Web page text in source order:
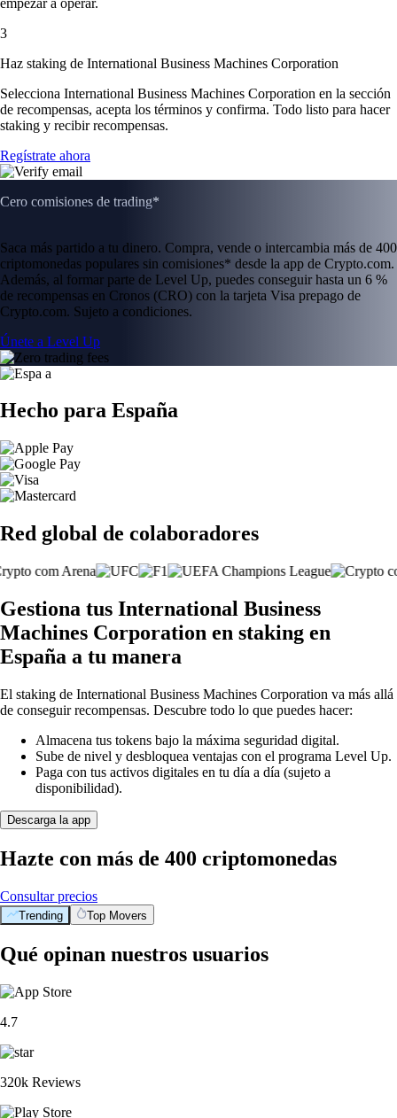
empezar a operar.
3
Haz staking de International Business Machines Corporation
Selecciona International Business Machines Corporation en la sección
de recompensas, acepta los términos y confirma. Todo listo para hacer
staking y recibir recompensas.
Regístrate ahora
Cero comisiones de trading*
Saca más partido a tu dinero. Compra, vende o intercambia más de 400
criptomonedas populares sin comisiones* desde la app de Crypto.com.
Además, al formar parte de Level Up, puedes conseguir hasta un 6 %
de recompensas en Cronos (CRO) con la tarjeta Visa prepago de
Crypto.com. Sujeto a condiciones.
Únete a Level Up
Hecho para España
Red global de colaboradores
Gestiona tus International Business
Machines Corporation en staking en
España a tu manera
El staking de International Business Machines Corporation va más allá
de conseguir recompensas. Descubre todo lo que puedes hacer:
Almacena tus tokens bajo la máxima seguridad digital.
Sube de nivel y desbloquea ventajas con el programa Level Up.
Paga con tus activos digitales en tu día a día (sujeto a
disponibilidad).
Descarga la app
Hazte con más de 400 criptomonedas
Consultar precios
Trending Top Movers
Qué opinan nuestros usuarios
4.7
320k Reviews